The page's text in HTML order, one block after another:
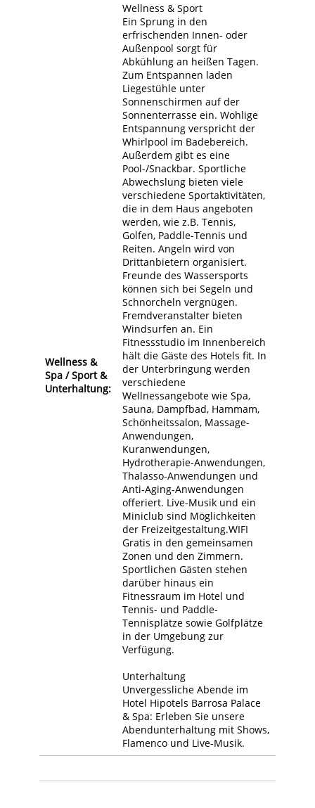
Wellness &
Spa / Sport &
Unterhaltung:
Wellness & Sport
Ein Sprung in den
erfrischenden Innen- oder
Außenpool sorgt für
Abkühlung an heißen Tagen.
Zum Entspannen laden
Liegestühle unter
Sonnenschirmen auf der
Sonnenterrasse ein. Wohlige
Entspannung verspricht der
Whirlpool im Badebereich.
Außerdem gibt es eine
Pool-/Snackbar. Sportliche
Abwechslung bieten viele
verschiedene Sportaktivitäten,
die in dem Haus angeboten
werden, wie z.B. Tennis,
Golfen, Paddle-Tennis und
Reiten. Angeln wird von
Drittanbietern organisiert.
Freunde des Wassersports
können sich bei Segeln und
Schnorcheln vergnügen.
Fremdveranstalter bieten
Windsurfen an. Ein
Fitnessstudio im Innenbereich
hält die Gäste des Hotels fit. In
der Unterbringung werden
verschiedene
Wellnessangebote wie Spa,
Sauna, Dampfbad, Hammam,
Schönheitssalon, Massage-
Anwendungen,
Kuranwendungen,
Hydrotherapie-Anwendungen,
Thalasso-Anwendungen und
Anti-Aging-Anwendungen
offeriert. Live-Musik und ein
Miniclub sind Möglichkeiten
der Freizeitgestaltung.WIFI
Gratis in den gemeinsamen
Zonen und den Zimmern.
Sportlichen Gästen stehen
darüber hinaus ein
Fitnessraum im Hotel und
Tennis- und Paddle-
Tennisplätze sowie Golfplätze
in der Umgebung zur
Verfügung.
Unterhaltung
Unvergessliche Abende im
Hotel Hipotels Barrosa Palace
& Spa: Erleben Sie unsere
Abendunterhaltung mit Shows,
Flamenco und Live-Musik.